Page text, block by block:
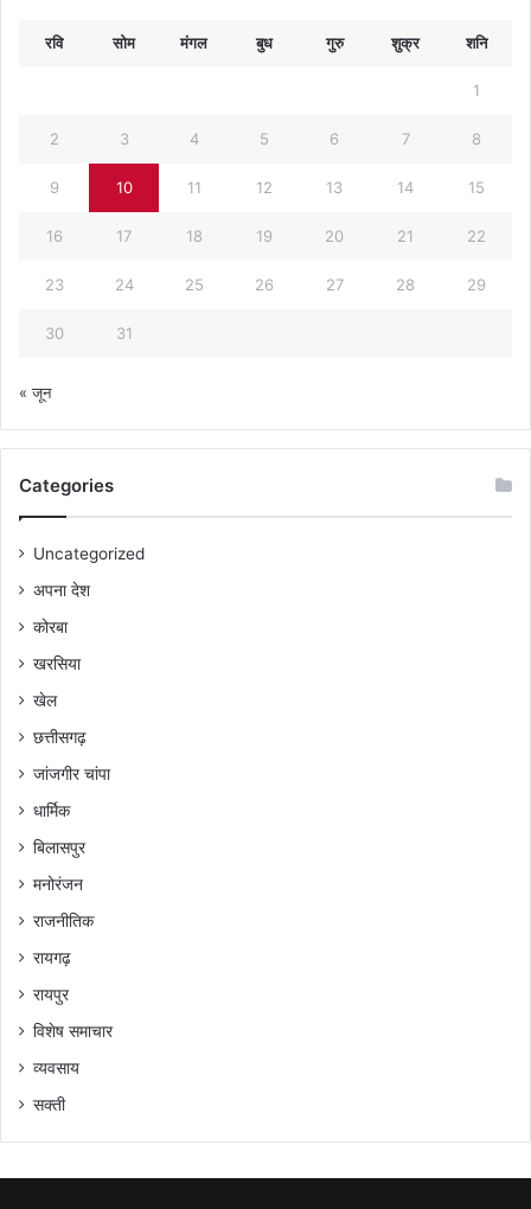
रवि सोम मंगल बुध गुरु शुक्र शनि
1
2 3 4 5 6 7 8
9 10 11 12 13 14 15
16 17 18 19 20 21 22
23 24 25 26 27 28 29
30 31
« जून
Categories
Uncategorized
अपना देश
कोरबा
खरसिया
खेल
छत्तीसगढ़
जांजगीर चांपा
धार्मिक
बिलासपुर
मनोरंजन
राजनीतिक
रायगढ़
रायपुर
विशेष समाचार
व्यवसाय
सक्ती